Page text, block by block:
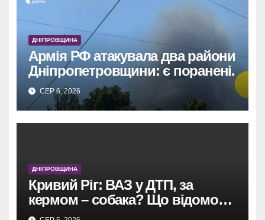
ДНІПРОВЩИНА
Армія РФ атакувала два райони
Дніпропетровщини: є поранені.
СЕР 6, 2026
ДНІПРОВЩИНА
Кривий Ріг: ВАЗ у ДТП, за
кермом – собака? Що відомо
про дивну пригоду